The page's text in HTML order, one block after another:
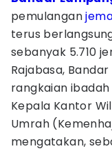
pemulangan
terus
sebanyak 5.710
Rajabasa,
rangkaian ibadah
Kepala Kantor
Umrah
mengatakan,